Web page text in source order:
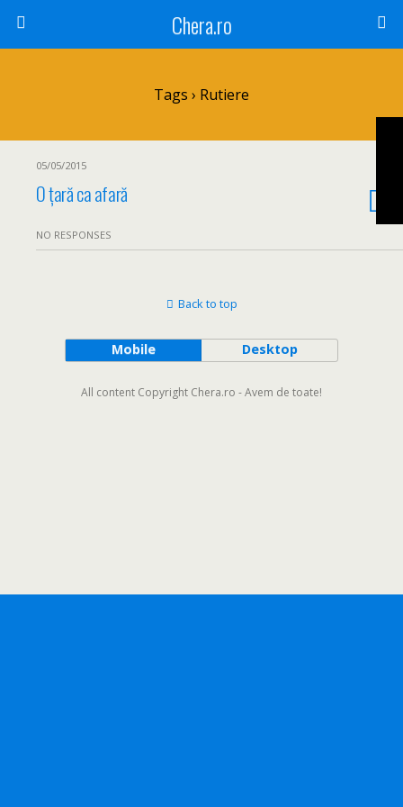
Chera.ro
Tags › Rutiere
05/05/2015
O țară ca afară
NO RESPONSES
Back to top
Mobile Desktop
All content Copyright Chera.ro - Avem de toate!